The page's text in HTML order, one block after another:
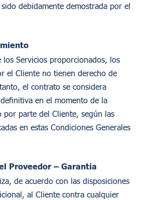
debidamente demostrada por el
los Servicios proporcionados, los
el Cliente no tienen derecho de
el contrato se considera
en el momento de la
por parte del Cliente, según las
en estas Condiciones Generales
Proveedor – Garantía
de acuerdo con las disposiciones
al Cliente contra cualquier